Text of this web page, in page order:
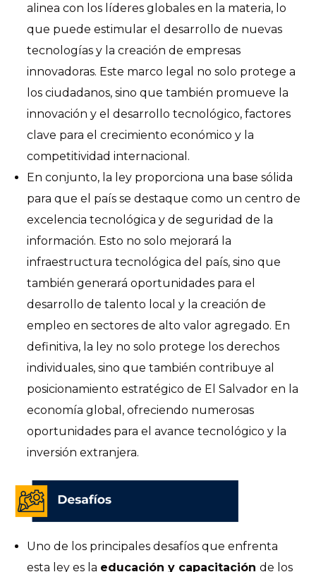
alinea con los líderes globales en la materia, lo
que puede estimular el desarrollo de nuevas
tecnologías y la creación de empresas
innovadoras. Este marco legal no solo protege a
los ciudadanos, sino que también promueve la
innovación y el desarrollo tecnológico, factores
clave para el crecimiento económico y la
competitividad internacional.
En conjunto, la ley proporciona una base sólida
para que el país se destaque como un centro de
excelencia tecnológica y de seguridad de la
información. Esto no solo mejorará la
infraestructura tecnológica del país, sino que
también generará oportunidades para el
desarrollo de talento local y la creación de
empleo en sectores de alto valor agregado. En
definitiva, la ley no solo protege los derechos
individuales, sino que también contribuye al
posicionamiento estratégico de El Salvador en la
economía global, ofreciendo numerosas
oportunidades para el avance tecnológico y la
inversión extranjera.
Uno de los principales desafíos que enfrenta
esta ley es la educación y capacitación de los